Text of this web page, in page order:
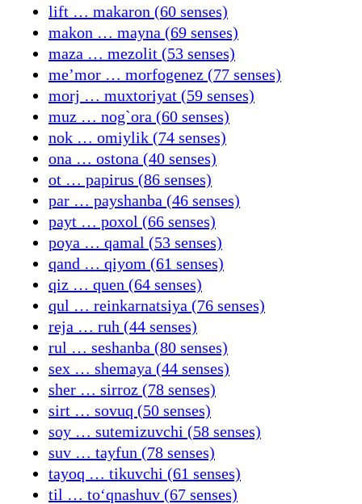
lift … makaron (60 senses)
makon … mayna (69 senses)
maza … mezolit (53 senses)
meʼmor … morfogenez (77 senses)
morj … muxtoriyat (59 senses)
muz … nog`ora (60 senses)
nok … omiylik (74 senses)
ona … ostona (40 senses)
ot … papirus (86 senses)
par … payshanba (46 senses)
payt … poxol (66 senses)
poya … qamal (53 senses)
qand … qiyom (61 senses)
qiz … quen (64 senses)
qul … reinkarnatsiya (76 senses)
reja … ruh (44 senses)
rul … seshanba (80 senses)
sex … shemaya (44 senses)
sher … sirroz (78 senses)
sirt … sovuq (50 senses)
soy … sutemizuvchi (58 senses)
suv … tayfun (78 senses)
tayoq … tikuvchi (61 senses)
til … toʻqnashuv (67 senses)